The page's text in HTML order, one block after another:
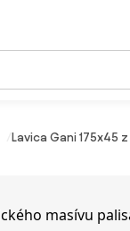
Lavica Gani 175x45